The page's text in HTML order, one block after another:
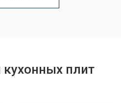
от 2600 ₽
плит